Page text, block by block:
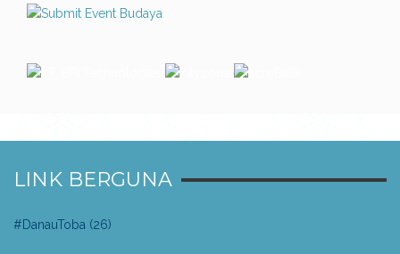
LINK BERGUNA
#DanauToba (26)